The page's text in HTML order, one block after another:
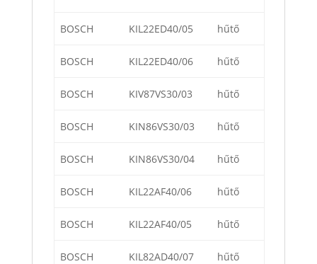
BOSCH KIL22ED40/05 hűtő
BOSCH KIL22ED40/06 hűtő
BOSCH KIV87VS30/03 hűtő
BOSCH KIN86VS30/03 hűtő
BOSCH KIN86VS30/04 hűtő
BOSCH KIL22AF40/06 hűtő
BOSCH KIL22AF40/05 hűtő
BOSCH KIL82AD40/07 hűtő